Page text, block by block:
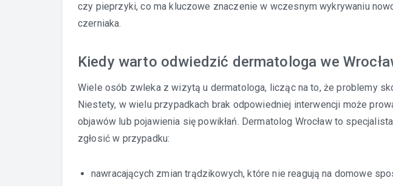
czy pieprzyki, co ma kluczowe znaczenie w wczesnym wykrywaniu
czerniaka.
Kiedy warto odwiedzić dermatologa we
Wiele osób zwleka z wizytą u dermatologa, licząc na to, że problemy
Niestety, w wielu przypadkach brak odpowiedniej interwencji może
objawów lub pojawienia się powikłań. Dermatolog Wrocław to
zgłosić w przypadku:
nawracających zmian trądzikowych, które nie reagują na domowe